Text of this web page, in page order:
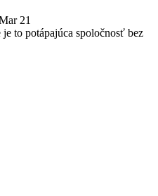
21
to potápajúca spoločnosť bez